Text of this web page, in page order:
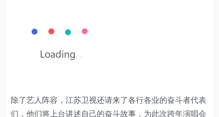
除了艺人阵容，江苏卫视还请来了各行各业的奋斗者代表
们，他们将上台讲述自己的奋斗故事，为此次跨年演唱会